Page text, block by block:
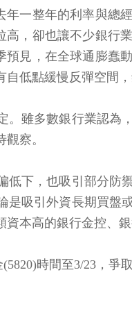
年一整年的利率與總
高，卻也讓不少銀行
預見，在全球通膨蠢
自低點緩慢反彈空間
。雖多數銀行業認
察。
低下，也吸引部分
是吸引外資長期買
本高的銀行金控、
時間至3/23，